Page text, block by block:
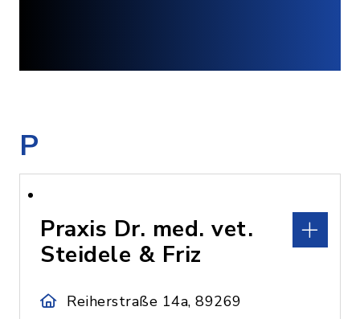
P
Praxis Dr. med. vet.
Steidele & Friz
Reiherstraße 14a, 89269